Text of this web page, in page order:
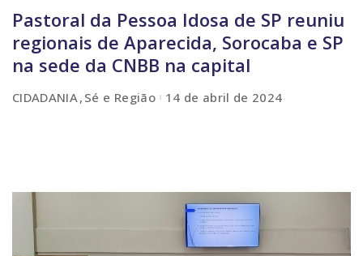
Pastoral da Pessoa Idosa de SP reuniu
regionais de Aparecida, Sorocaba e SP
na sede da CNBB na capital
CIDADANIA Sé e Região 14 de abril de 2024